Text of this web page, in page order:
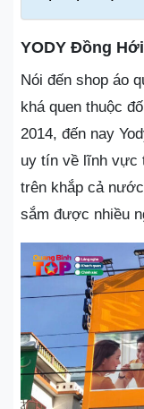
YODY Đồng Hới
Nói đến shop áo
khá quen thuộc
2014, đến nay
uy tín về lĩnh vực
trên khắp cả
sắm được nhiều